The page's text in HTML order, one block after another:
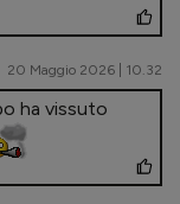
20 Maggio 2026 | 10.32
ha vissuto